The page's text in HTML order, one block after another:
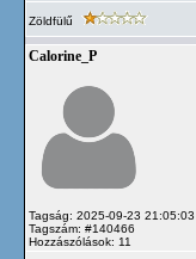
Zöldfülű
Calorine_P
Tagság: 2025-09-23 21:05:03
Tagszám: #140466
Hozzászólások: 11